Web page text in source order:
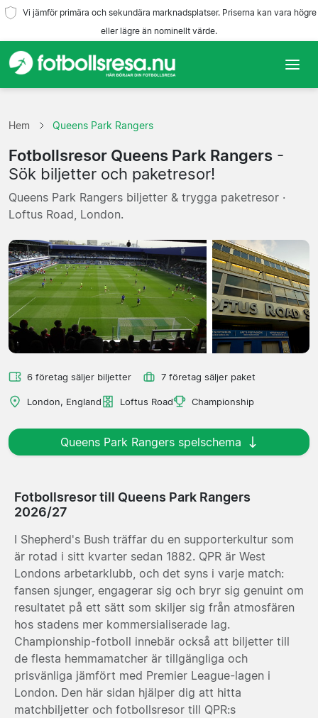
Vi jämför primära och sekundära marknadsplatser. Priserna kan vara högre
eller lägre än nominellt värde.
Lag
Ligor
Resebyråer
Hem Queens Park Rangers
Fotbollsresor Queens Park Rangers -
Sök biljetter och paketresor!
Queens Park Rangers biljetter & trygga paketresor ·
Loftus Road, London.
6 företag säljer biljetter 7 företag säljer paket
London, England Loftus Road Championship
Queens Park Rangers spelschema
Fotbollsresor till Queens Park Rangers
2026/27
I Shepherd's Bush träffar du en supporterkultur som
är rotad i sitt kvarter sedan 1882. QPR är West
Londons arbetarklubb, och det syns i varje match:
fansen sjunger, engagerar sig och bryr sig genuint om
resultatet på ett sätt som skiljer sig från atmosfären
hos stadens mer kommersialiserade lag.
Championship-fotboll innebär också att biljetter till
de flesta hemmamatcher är tillgängliga och
prisvänliga jämfört med Premier League-lagen i
London. Den här sidan hjälper dig att hitta
matchbiljetter och fotbollsresor till QPR:s